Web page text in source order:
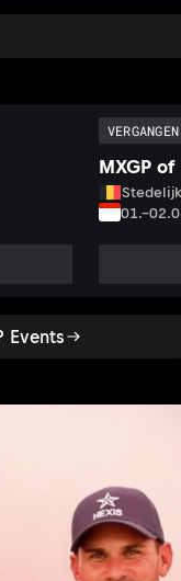
Events
VERGANGEN
MXGP